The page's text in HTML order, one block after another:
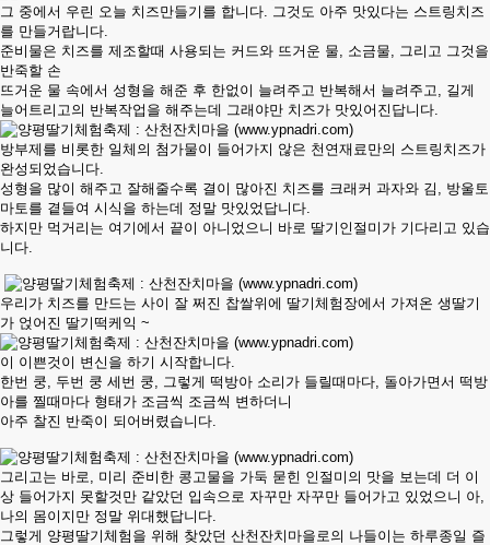
그 중에서 우린 오늘 치즈만들기를 합니다. 그것도 아주 맛있다는 스트링치즈
를 만들거랍니다.
준비물은 치즈를 제조할때 사용되는 커드와 뜨거운 물, 소금물, 그리고 그것을
반죽할 손
뜨거운 물 속에서 성형을 해준 후 한없이 늘려주고 반복해서 늘려주고, 길게
늘어트리고의 반복작업을 해주는데 그래야만 치즈가 맛있어진답니다.
방부제를 비롯한 일체의 첨가물이 들어가지 않은 천연재료만의 스트링치즈가
완성되었습니다.
성형을 많이 해주고 잘해줄수록 결이 많아진 치즈를 크래커 과자와 김, 방울토
마토를 곁들여 시식을 하는데 정말 맛있었답니다.
하지만 먹거리는 여기에서 끝이 아니었으니 바로 딸기인절미가 기다리고 있습
니다.
우리가 치즈를 만드는 사이 잘 쩌진 찹쌀위에 딸기체험장에서 가져온 생딸기
가 얹어진 딸기떡케익 ~
이 이쁜것이 변신을 하기 시작합니다.
한번 쿵, 두번 쿵 세번 쿵, 그렇게 떡방아 소리가 들릴때마다, 돌아가면서 떡방
아를 찔때마다 형태가 조금씩 조금씩 변하더니
아주 찰진 반죽이 되어버렸습니다.
그리고는 바로, 미리 준비한 콩고물을 가둑 묻힌 인절미의 맛을 보는데 더 이
상 들어가지 못할것만 같았던 입속으로 자꾸만 자꾸만 들어가고 있었으니 아,
나의 몸이지만 정말 위대했답니다.
그렇게 양평딸기체험을 위해 찾았던 산천잔치마을로의 나들이는 하루종일 즐